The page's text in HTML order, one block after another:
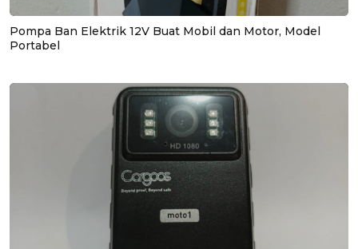
Pompa Ban Elektrik 12V Buat Mobil dan Motor, Model
Portabel